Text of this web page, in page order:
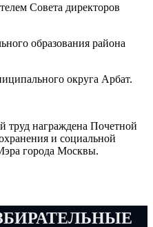
Совета директоров
образования района
округа Арбат.
труд награждена Почетной
и социальной
города Москвы.